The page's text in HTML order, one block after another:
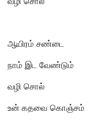
ஆயிரம் சண்டை
நாம் இட வேண்டும்
வழி சொல்
உன் கதவை கொஞ்சம்